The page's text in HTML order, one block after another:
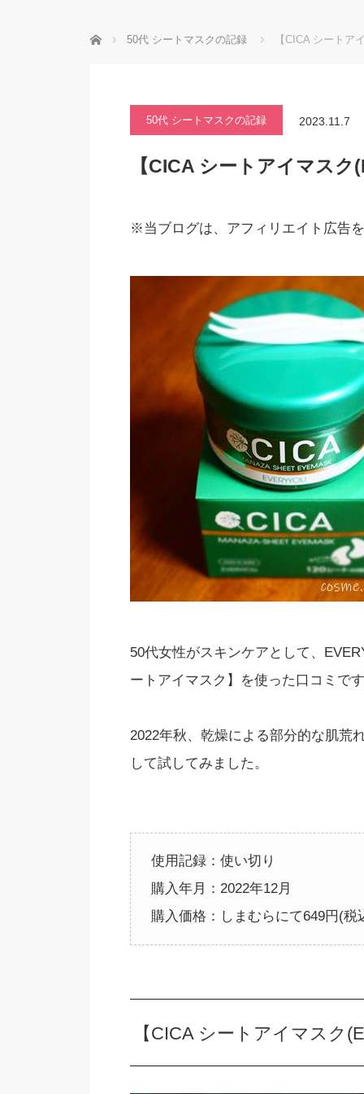
ホーム 50代 シートマスクの記録 【CICA シートア
50代 シートマスクの記録 2023.11.7
【CICA シートアイマス
※当ブログは、アフィリエイト広告
50代女性がスキンケアとして、
ートアイマスク】を使った口コミで
2022年秋、乾燥による部分的な肌荒
して試してみました。
使用記録：使い切り
購入年月：2022年12月
購入価格：しまむらにて649円(税
【CICA シートアイマスク